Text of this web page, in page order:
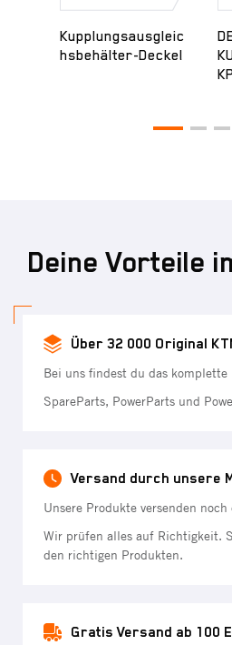
Kupplungsausgleic
hsbehälter-Deckel
Deine Vorteile
Über 32 000 Original
Bei uns findest du das
SpareParts, PowerParts und
Versand durch unsere
Unsere Produkte versenden
Wir prüfen alles auf Richtigkeit.
den richtigen Produkten.
Gratis Versand ab 100